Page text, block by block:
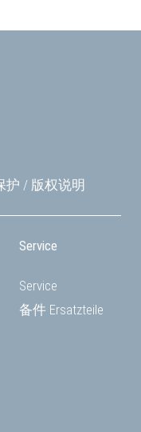
护 / 版权说明
Service
Service
备件 Ersatzteile